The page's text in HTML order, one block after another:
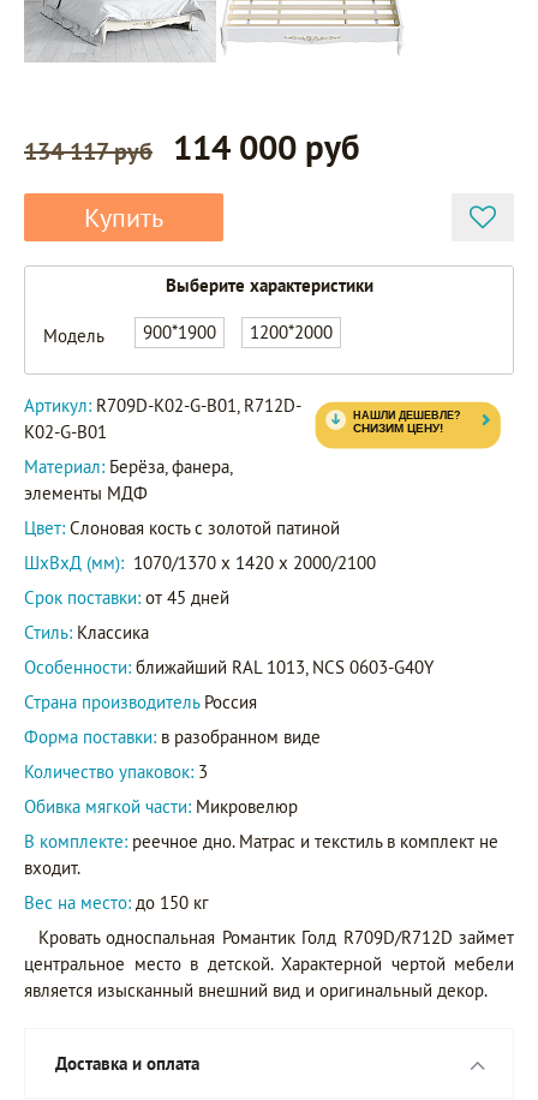
134 117 руб 114 000 руб
Купить
Выберите характеристики
Модель 900*1900
1200*2000
R709D-
K02-G-
B01
R712D-
K02-G-
Артикул: R709D-K02-G-B01, R712D-
K02-G-B01
Материал: Берёза, фанера,
элементы МДФ
Цвет: Слоновая кость с золотой патиной
ШxВxД (мм): 1070/1370 x 1420 x 2000/2100
Срок поставки: от 45 дней
Стиль: Классика
Особенности: ближайший RAL 1013, NCS 0603-G40Y
Страна производитель Россия
Форма поставки: в разобранном виде
Количество упаковок: 3
Обивка мягкой части: Микровелюр
В комплекте: реечное дно. Матрас и текстиль в комплект не
входит.
Вес на место: до 150 кг
Кровать односпальная Романтик Голд R709D/R712D займет
центральное место в детской. Характерной чертой мебели
является изысканный внешний вид и оригинальный декор.
Доставка и оплата